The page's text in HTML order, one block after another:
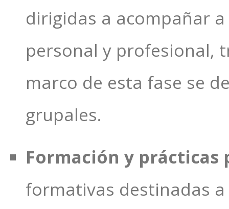
dirigidas a acompañar
personal y profesional,
marco de esta fase se
grupales.
Formación y
formativas destinadas